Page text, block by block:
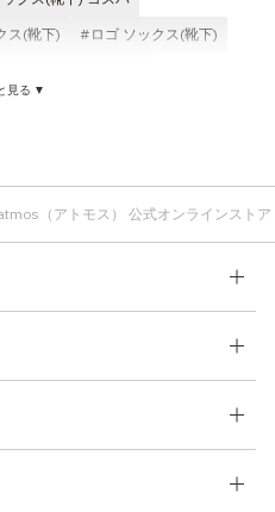
ス(靴下)
ロゴ ソックス(靴下)
ジャガード
足底パイル パイル編み
足底パイル メンズ
見る ▼
（アトモス） 公式オンラインストア